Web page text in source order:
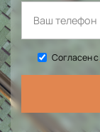
Согласен с